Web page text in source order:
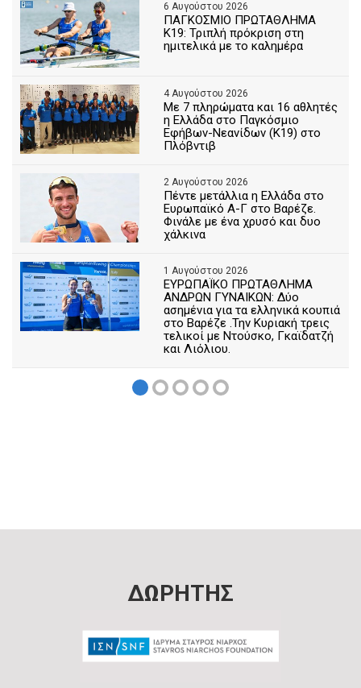
6 Αυγούστου 2026
ΠΑΓΚΟΣΜΙΟ ΠΡΩΤΑΘΛΗΜΑ
Κ19: Τριπλή πρόκριση στη
ημιτελικά με το καλημέρα
4 Αυγούστου 2026
Με 7 πληρώματα και 16 αθλητές
η Ελλάδα στο Παγκόσμιο
Εφήβων-Νεανίδων (Κ19) στο
Πλόβντιβ
2 Αυγούστου 2026
Πέντε μετάλλια η Ελλάδα στο
Ευρωπαϊκό Α-Γ στο Βαρέζε.
Φινάλε με ένα χρυσό και δυο
χάλκινα
1 Αυγούστου 2026
ΕΥΡΩΠΑΪΚΟ ΠΡΩΤΑΘΛΗΜΑ
ΑΝΔΡΩΝ ΓΥΝΑΙΚΩΝ: Δύο
ασημένια για τα ελληνικά κουπιά
στο Βαρέζε .Την Κυριακή τρεις
τελικοί με Ντούσκο, Γκαϊδατζή
και Λιόλιου.
ΔΩΡΗΤΗΣ